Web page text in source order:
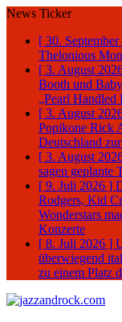
News Ticker
[ 30.
Thelonious
[ 3. August
Booth und
„Pearl Handled
[ 3. August
Popikone Rick
Deutschland
[ 3. August
sagen geplante
[ 9. Juli 2026 ]
Rodgers, Kid
Wonderstars
Konzerte
[ 8. Juli 2026 ]
überwiegend
zu einem Platz